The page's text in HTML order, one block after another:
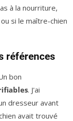
à la nourriture,
si le maître-chien
références
bon
. J'ai
dresseur avant
avait trouvé